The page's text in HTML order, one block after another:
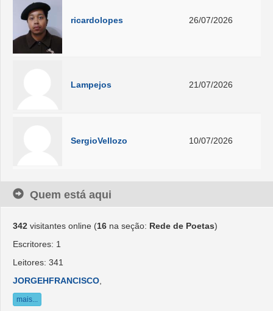
ricardolopes 26/07/2026
Lampejos 21/07/2026
SergioVellozo 10/07/2026
Quem está aqui
342 visitantes online (16 na seção: Rede de Poetas)
Escritores: 1
Leitores: 341
JORGEHFRANCISCO
mais...